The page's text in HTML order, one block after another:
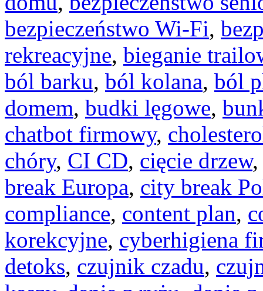
bezpieczeństwo Wi-Fi,
rekreacyjne, bieganie
ból barku, ból kolana, ból
domem, budki lęgowe,
chatbot firmowy,
chóry, CI CD, cięcie drzew
break Europa, city break
compliance, content plan,
korekcyjne, cyberhigiena
detoks, czujnik czadu,